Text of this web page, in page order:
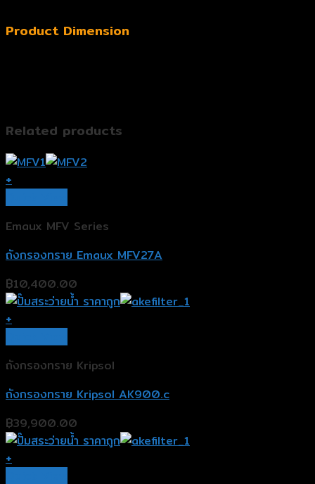
Product Dimension
Related products
+
Emaux MFV Series
ถังกรองทราย Emaux MFV27A
฿10,400.00
+
ถังกรองทราย Kripsol
ถังกรองทราย Kripsol AK900.c
฿39,900.00
+